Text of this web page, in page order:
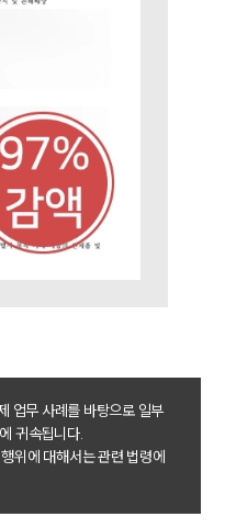
업무 사례를 바탕으로 일부
귀속됩니다.
위에 대해서는 관련 법령에